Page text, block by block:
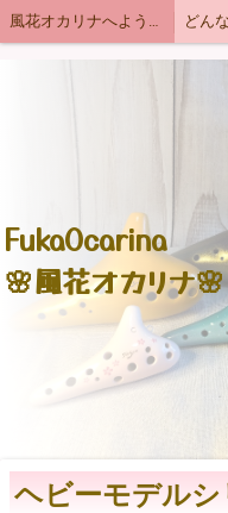
風花オカリナへようこそ
お問い合わせ ショッピング
風花はどん
FukaOcarina
🌸風花オカリナ🌸
ヘビーモデル